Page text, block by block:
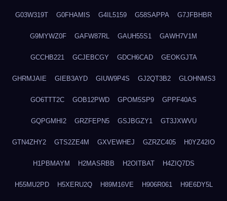
G03W319T G0FHAMIS G4IL5159 G58SAPPA G7JFBHBR
G9MYWZ0F GAFW87RL GAUH55S1 GAWH7V1M
GCCHB221 GCJEBCGY GDCH6CAD GEOKGJTA
GHRMJAIE GIEB3AYD GIUW9P4S GJ2QT3B2 GLOHNMS3
GO6TTT2C GOB12PWD GPOM5SP9 GPPF40AS
GQPGMHI2 GRZFEPN5 GSJBGZY1 GT3JXWVU
GTN4ZHY2 GTS2ZE4M GXVEWHEJ GZRZC405 H0YZ42IO
H1PBMAYM H2MASRBB H2OITBAT H4ZIQ7DS
H55MU2PD H5XERU2Q H89M16VE H906R061 H9E6DY5L